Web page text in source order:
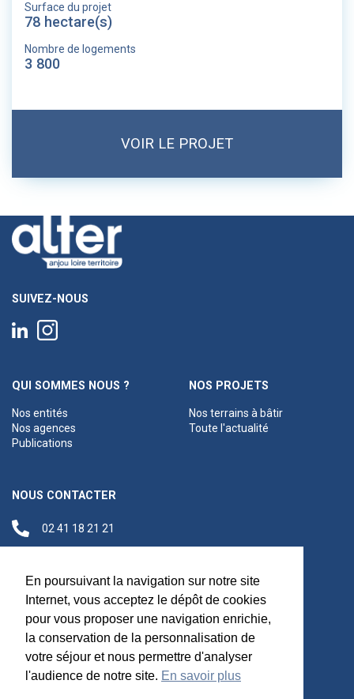
En poursuivant la navigation sur notre site
Internet, vous acceptez le dépôt de cookies
pour vous proposer une navigation enrichie,
la conservation de la personnalisation de
votre séjour et nous permettre d'analyser
l'audience de notre site. En savoir plus
Surface du projet
78 hectare(s)
Nombre de logements
3 800
VOIR LE PROJET
SUIVEZ-NOUS
QUI SOMMES NOUS ?
Nos entités
Nos agences
Publications
NOS PROJETS
Nos terrains à bâtir
Toute l'actualité
NOUS CONTACTER
02 41 18 21 21
Siège social
Maréchal Foch,
49100 Angers